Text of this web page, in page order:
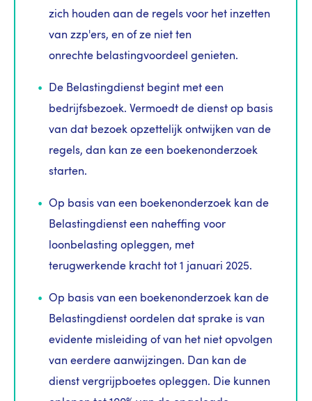
zich houden aan de regels voor het inzetten
van zzp'ers, en of ze niet ten
onrechte belastingvoordeel genieten.
De Belastingdienst begint met een
bedrijfsbezoek. Vermoedt de dienst op basis
van dat bezoek opzettelijk ontwijken van de
regels, dan kan ze een boekenonderzoek
starten.
Op basis van een boekenonderzoek kan de
Belastingdienst een naheffing voor
loonbelasting opleggen, met
terugwerkende kracht tot 1 januari 2025.
Op basis van een boekenonderzoek kan de
Belastingdienst oordelen dat sprake is van
evidente misleiding of van het niet opvolgen
van eerdere aanwijzingen. Dan kan de
dienst vergrijpboetes opleggen. Die kunnen